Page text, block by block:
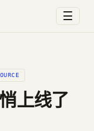
☰
上线了